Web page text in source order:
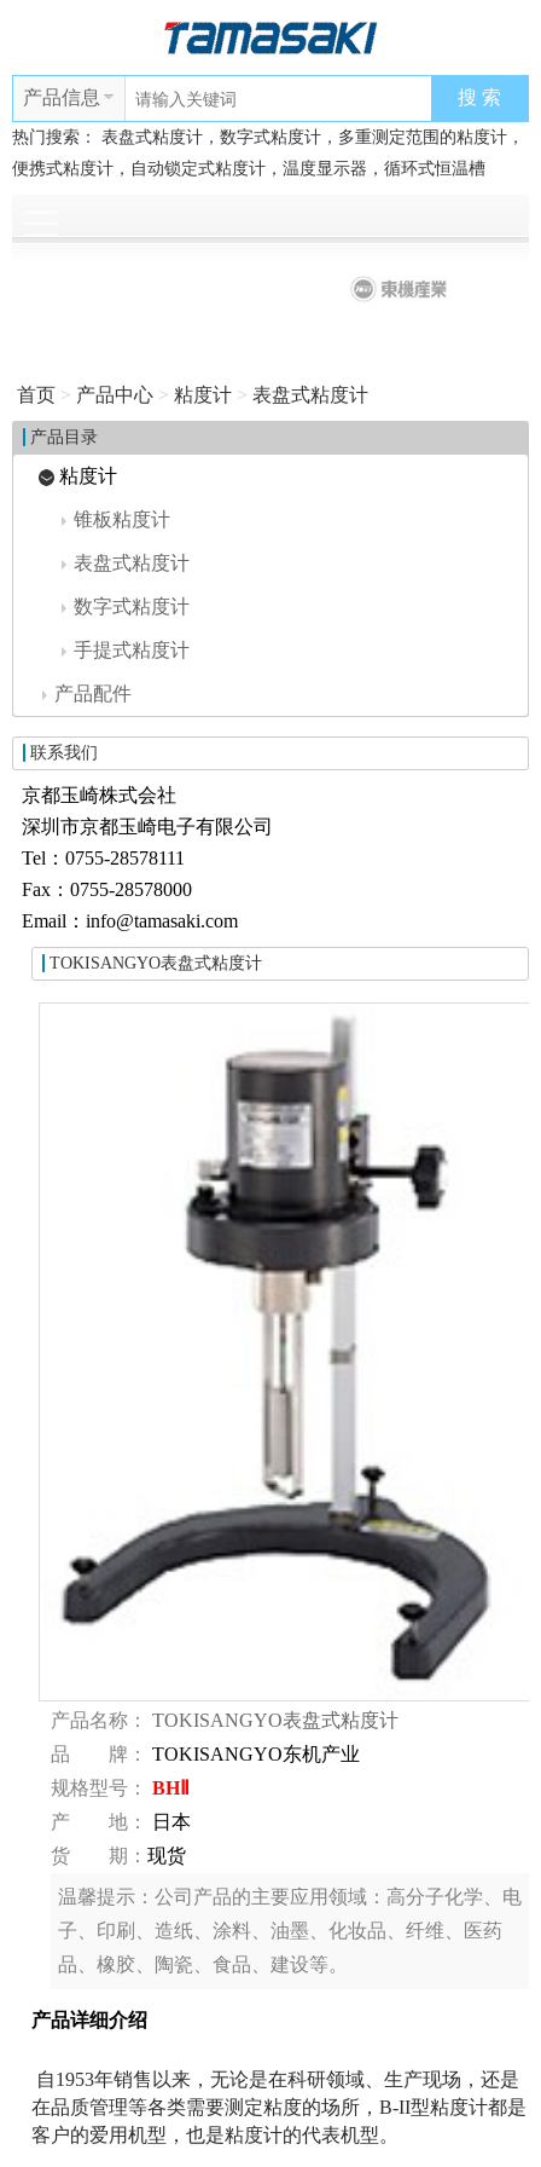
产品信息
热门搜索：
表盘式粘度计，数字式粘度计，多重测定范围的粘度计，
便携式粘度计，自动锁定式粘度计，温度显示器，循环式恒温槽
首页 > 产品中心 > 粘度计 > 表盘式粘度计
产品目录
粘度计
锥板粘度计
表盘式粘度计
数字式粘度计
手提式粘度计
产品配件
联系我们
京都玉崎株式会社
深圳市京都玉崎电子有限公司
Tel：0755-28578111
Fax：0755-28578000
Email：info@tamasaki.com
TOKISANGYO表盘式粘度计
产品名称：
TOKISANGYO表盘式粘度计
品 牌：
TOKISANGYO东机产业
规格型号：
BHⅡ
产 地：
日本
货 期： 现货
温馨提示： 公司产品的主要应用领域：高分子化学、电
子、印刷、造纸、涂料、油墨、化妆品、纤维、医药
品、橡胶、陶瓷、食品、建设等。
产品详细介绍
自1953年销售以来，无论是在科研领域、生产现场，还是
在品质管理等各类需要测定粘度的场所，B-II型粘度计都是
客户的爱用机型，也是粘度计的代表机型。